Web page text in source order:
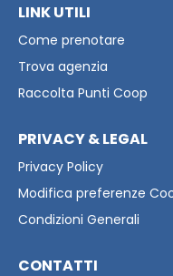
LINK UTILI
Come prenotare
Trova agenzia
Raccolta Punti Coop
PRIVACY & LEGAL
Privacy Policy
Modifica preferenze
Condizioni Generali
CONTATTI